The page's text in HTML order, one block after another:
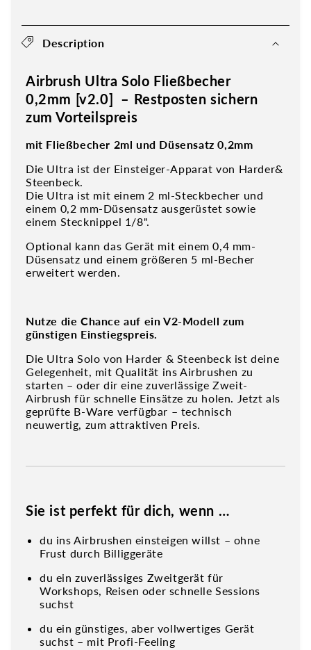
Description
Airbrush Ultra Solo Fließbecher
0,2mm [v2.0] – Restposten sichern
zum Vorteilspreis
mit Fließbecher 2ml und Düsensatz 0,2mm
Die Ultra ist der Einsteiger-Apparat von Harder&
Steenbeck.
Die Ultra ist mit einem 2 ml-Steckbecher und
einem 0,2 mm-Düsensatz ausgerüstet sowie
einem Stecknippel 1/8".
Optional kann das Gerät mit einem 0,4 mm-
Düsensatz und einem größeren 5 ml-Becher
erweitert werden.
Nutze die Chance auf ein V2-Modell zum
günstigen Einstiegspreis.
Die Ultra Solo von Harder & Steenbeck ist deine
Gelegenheit, mit Qualität ins Airbrushen zu
starten – oder dir eine zuverlässige Zweit-
Airbrush für schnelle Einsätze zu holen. Jetzt als
geprüfte B-Ware verfügbar – technisch
neuwertig, zum attraktiven Preis.
Sie ist perfekt für dich, wenn …
du ins Airbrushen einsteigen willst – ohne
Frust durch Billiggeräte
du ein zuverlässiges Zweitgerät für
Workshops, Reisen oder schnelle Sessions
suchst
du ein günstiges, aber vollwertiges Gerät
suchst – mit Profi-Feeling